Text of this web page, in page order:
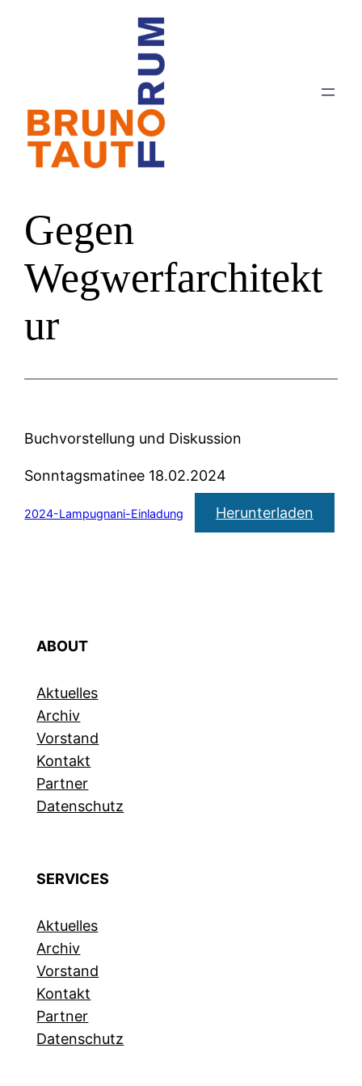
Gegen
Wegwerfarchitekt
ur
Buchvorstellung und Diskussion
Sonntagsmatinee 18.02.2024
2024-Lampugnani-Einladung Herunterladen
ABOUT
Aktuelles
Archiv
Vorstand
Kontakt
Partner
Datenschutz
SERVICES
Aktuelles
Archiv
Vorstand
Kontakt
Partner
Datenschutz